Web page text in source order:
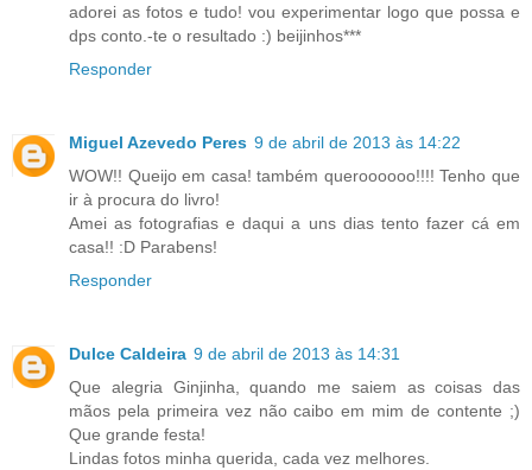
adorei as fotos e tudo! vou experimentar logo que possa e
dps conto.-te o resultado :) beijinhos***
Responder
Miguel Azevedo Peres 9 de abril de 2013 às 14:22
WOW!! Queijo em casa! também queroooooo!!!! Tenho que
ir à procura do livro!
Amei as fotografias e daqui a uns dias tento fazer cá em
casa!! :D Parabens!
Responder
Dulce Caldeira 9 de abril de 2013 às 14:31
Que alegria Ginjinha, quando me saiem as coisas das
mãos pela primeira vez não caibo em mim de contente ;)
Que grande festa!
Lindas fotos minha querida, cada vez melhores.